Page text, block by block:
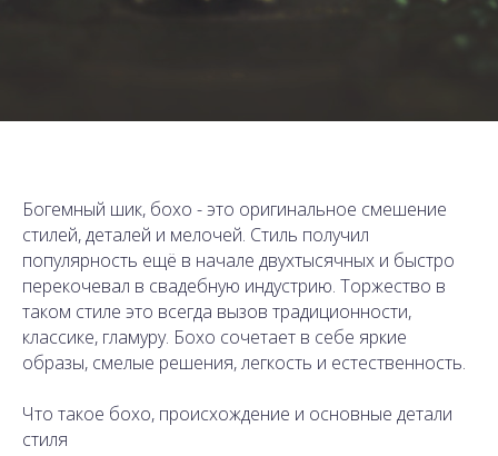
Богемный шик, бохо - это оригинальное смешение
стилей, деталей и мелочей. Стиль получил
популярность ещё в начале двухтысячных и быстро
перекочевал в свадебную индустрию. Торжество в
таком стиле это всегда вызов традиционности,
классике, гламуру. Бохо сочетает в себе яркие
образы, смелые решения, легкость и естественность.
Что такое бохо, происхождение и основные детали
стиля